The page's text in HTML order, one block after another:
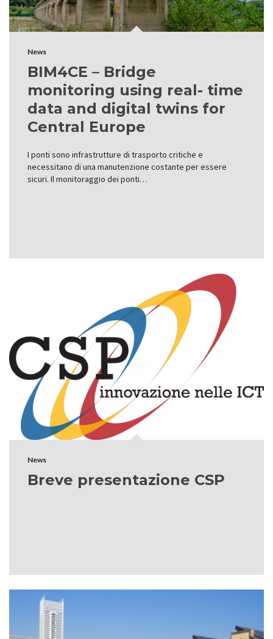
News
BIM4CE – Bridge
monitoring using real- time
data and digital twins for
Central Europe
I ponti sono infrastrutture di trasporto critiche e
necessitano di una manutenzione costante per essere
sicuri. Il monitoraggio dei ponti…
News
Breve presentazione CSP